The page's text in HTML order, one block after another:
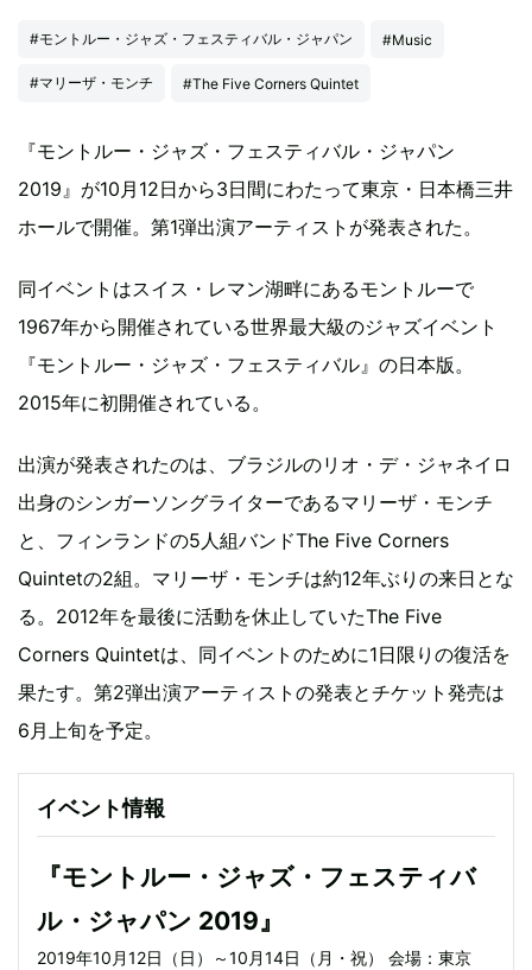
#モントルー・ジャズ・フェスティバル・ジャパン #Music
#マリーザ・モンチ #The Five Corners Quintet
『モントルー・ジャズ・フェスティバル・ジャパン
2019』が10月12日から3日間にわたって東京・日本橋三井
ホールで開催。第1弾出演アーティストが発表された。
同イベントはスイス・レマン湖畔にあるモントルーで
1967年から開催されている世界最大級のジャズイベント
『モントルー・ジャズ・フェスティバル』の日本版。
2015年に初開催されている。
出演が発表されたのは、ブラジルのリオ・デ・ジャネイロ
出身のシンガーソングライターであるマリーザ・モンチ
と、フィンランドの5人組バンドThe Five Corners
Quintetの2組。マリーザ・モンチは約12年ぶりの来日とな
る。2012年を最後に活動を休止していたThe Five
Corners Quintetは、同イベントのために1日限りの復活を
果たす。第2弾出演アーティストの発表とチケット発売は
6月上旬を予定。
イベント情報
『モントルー・ジャズ・フェスティバ
ル・ジャパン 2019』
2019年10月12日（日）～10月14日（月・祝） 会場：東京